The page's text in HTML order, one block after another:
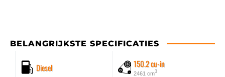
BELANGRIJKSTE SPECIFICATIES
Diesel 150.2 cu-in
2461 cm3